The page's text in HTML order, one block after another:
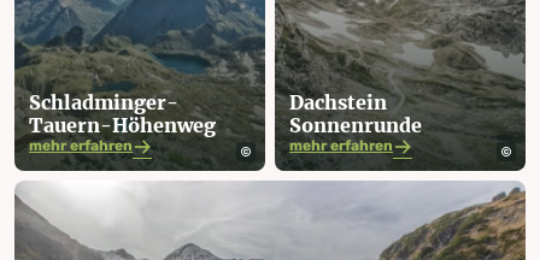
Schladminger-
Tauern-Höhenweg
mehr erfahren
Dachstein
Sonnenrunde
mehr erfahren